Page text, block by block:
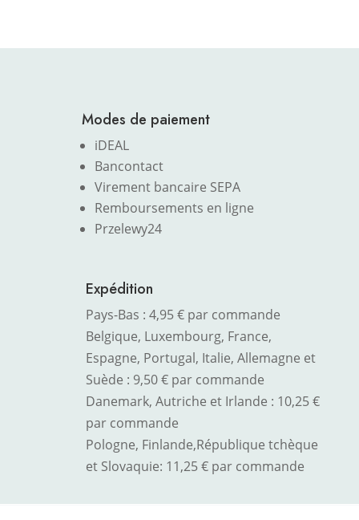
Modes de paiement
iDEAL
Bancontact
Virement bancaire SEPA
Remboursements en ligne
Przelewy24
Expédition
Pays-Bas : 4,95 € par commande
Belgique, Luxembourg, France,
Espagne, Portugal, Italie, Allemagne et
Suède : 9,50 € par commande
Danemark, Autriche et Irlande : 10,25 €
par commande
Pologne, Finlande,République tchèque
et Slovaquie: 11,25 € par commande